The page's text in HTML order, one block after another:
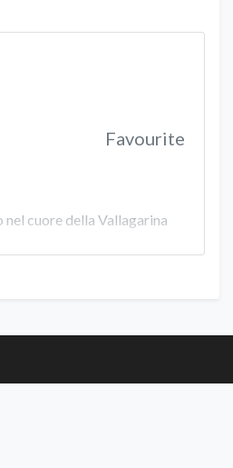
Favourite
cuore della Vallagarina